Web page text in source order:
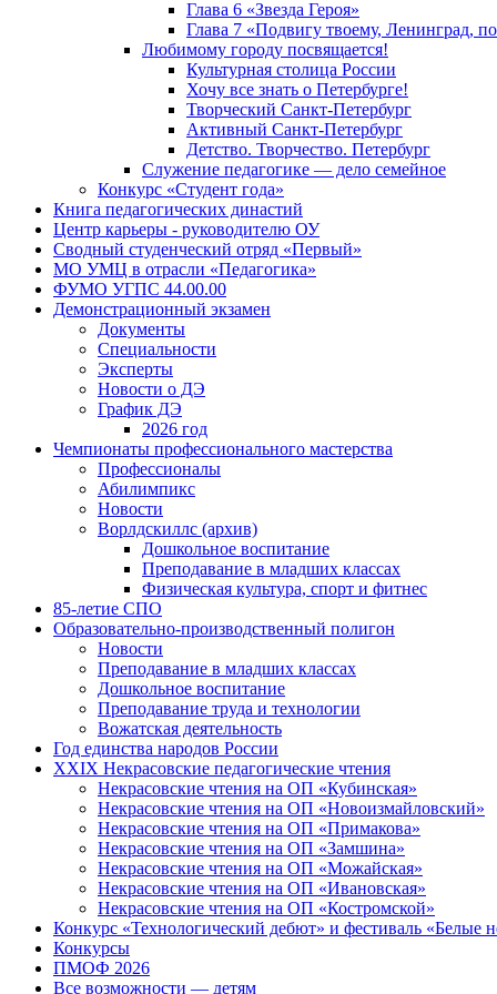
Глава 6 «Звезда Героя»
Глава 7 «Подвигу твоему, Ленинград,
Любимому городу посвящается!
Культурная столица России
Хочу все знать о Петербурге!
Творческий Санкт-Петербург
Активный Санкт-Петербург
Детство. Творчество. Петербург
Служение педагогике — дело семейное
Конкурс «Студент года»
Книга педагогических династий
Центр карьеры - руководителю ОУ
Сводный студенческий отряд «Первый»
МО УМЦ в отрасли «Педагогика»
ФУМО УГПС 44.00.00
Демонстрационный экзамен
Документы
Специальности
Эксперты
Новости о ДЭ
График ДЭ
2026 год
Чемпионаты профессионального мастерства
Профессионалы
Абилимпикс
Новости
Ворлдскиллс (архив)
Дошкольное воспитание
Преподавание в младших классах
Физическая культура, спорт и фитнес
85-летие СПО
Образовательно-производственный полигон
Новости
Преподавание в младших классах
Дошкольное воспитание
Преподавание труда и технологии
Вожатская деятельность
Год единства народов России
XXIX Некрасовские педагогические чтения
Некрасовские чтения на ОП «Кубинская»
Некрасовские чтения на ОП «Новоизмайловский»
Некрасовские чтения на ОП «Примакова»
Некрасовские чтения на ОП «Замшина»
Некрасовские чтения на ОП «Можайская»
Некрасовские чтения на ОП «Ивановская»
Некрасовские чтения на ОП «Костромской»
Конкурс «Технологический дебют» и фестиваль «Белые
Конкурсы
ПМОФ 2026
Все возможности — детям